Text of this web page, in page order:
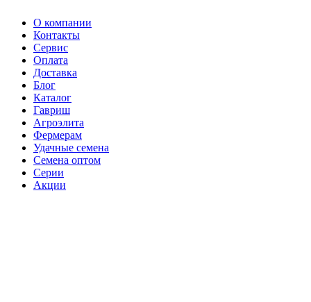
О компании
Контакты
Сервис
Оплата
Доставка
Блог
Каталог
Гавриш
Агроэлита
Фермерам
Удачные семена
Семена оптом
Серии
Акции